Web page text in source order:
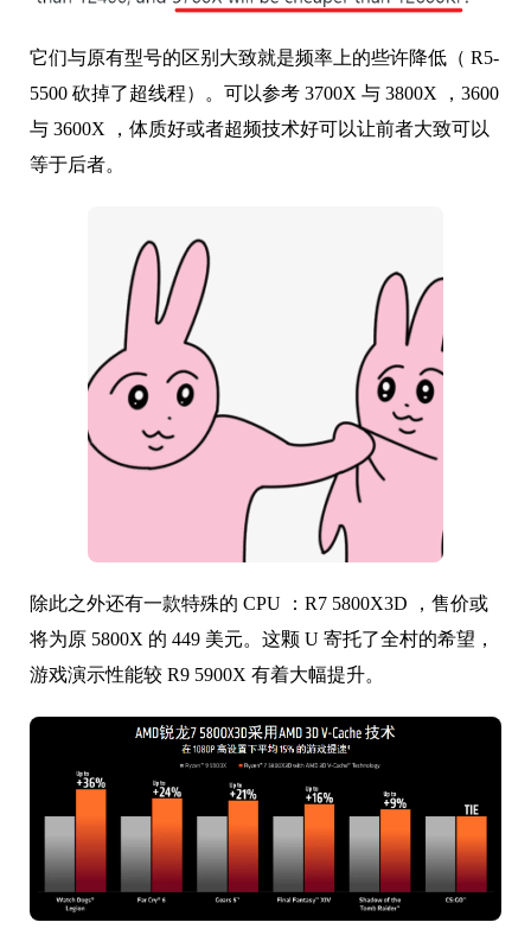
它们与原有型号的区别大致就是频率上的些许降低（ R5-
5500 砍掉了超线程）。可以参考 3700X 与 3800X ，3600
与 3600X ，体质好或者超频技术好可以让前者大致可以
等于后者。
除此之外还有一款特殊的 CPU ：R7 5800X3D ，售价或
将为原 5800X 的 449 美元。这颗 U 寄托了全村的希望，
游戏演示性能较 R9 5900X 有着大幅提升。